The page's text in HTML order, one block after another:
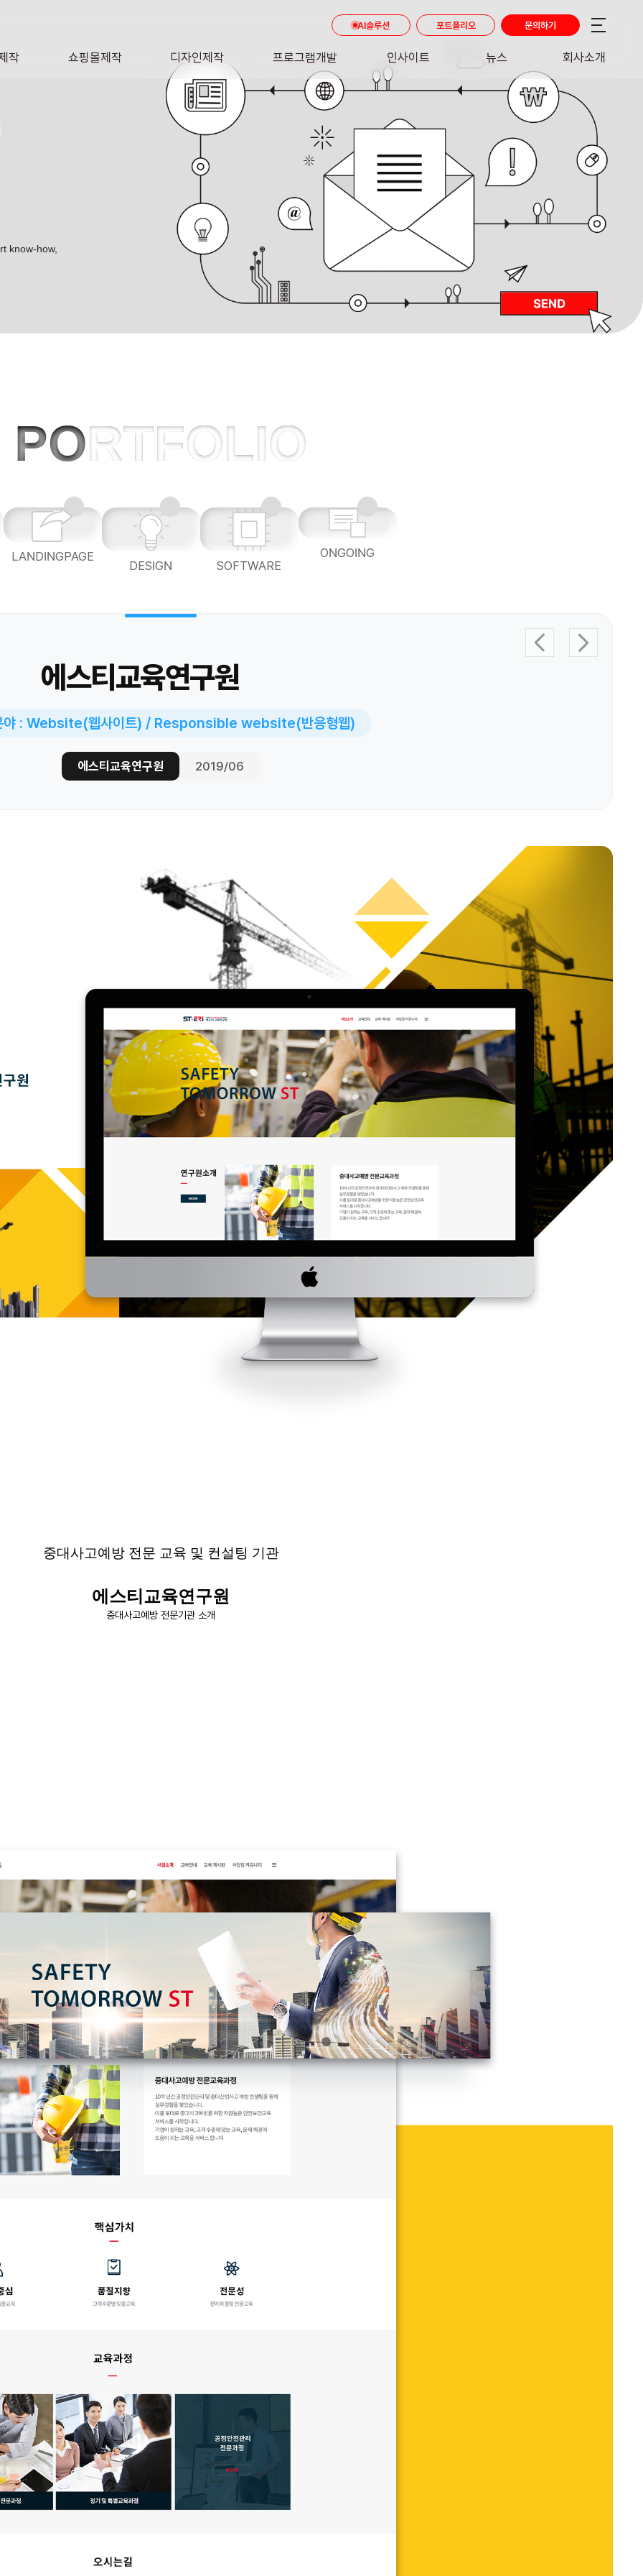
작 쇼핑몰제작 디자인제작
DESIGN
프로그램개발
SOFTWARE
인사이트
INSIGHT
뉴스
NEWS
회사소개
AI솔루션 포트폴리오 문의하기
know-how,
PORTFOLIO
LANDINGPAGE
DESIGN SOFTWARE
ONGOING
에스티교육연구원
야 : Website(웹사이트) / Responsible website(반응형웹)
에스티교육연구원 2019/06
중대사고예방 전문 교육 및 컨설팅 기관
에스티교육연구원
중대사고예방 전문기관 소개